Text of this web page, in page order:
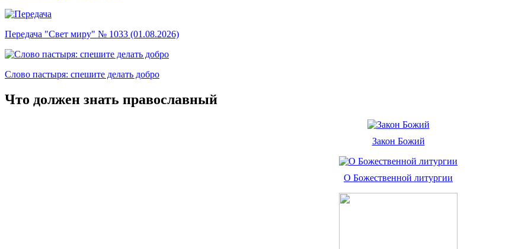
Передача "Свет миру" № 1033 (01.08.2026)
Слово пастыря: спешите делать добро
Что должен знать православный
Закон Божий
О Божественной литургии